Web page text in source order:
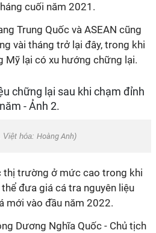
cuối năm 2021.
Trung Quốc và ASEAN cũng
vài tháng trở lại đây, trong khi
Mỹ lại có xu hướng chững lại.
Việt hóa: Hoàng Anh)
thị trường ở mức cao trong khi
đưa giá cá tra nguyên liệu
mới vào đầu năm 2022.
Dương Nghĩa Quốc - Chủ tịch